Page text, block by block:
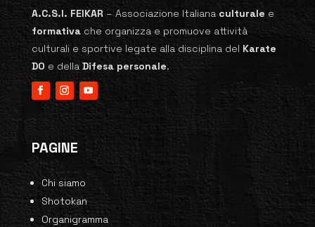
A.C.S.I. FEIKAR – Associazione Italiana culturale e
formativache organizza e promuove attività
culturali e sportive legate alla disciplina del Karate
DO e della Difesa personale.
PAGINE
Chi siamo
Shotokan
Organigramma